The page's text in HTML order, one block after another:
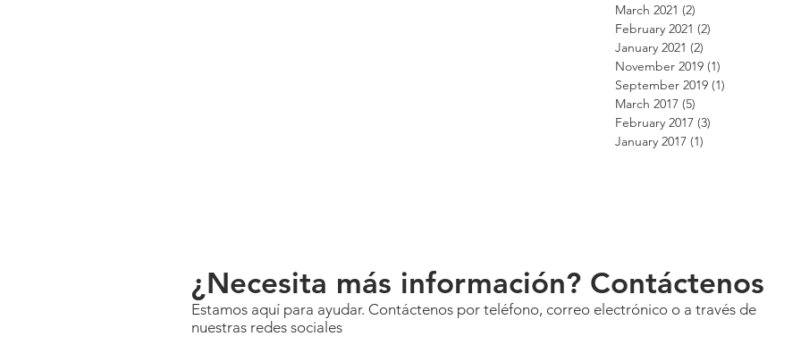
March 2021 (2)
February 2021 (2)
January 2021 (2)
November 2019 (1)
September 2019 (1)
March 2017 (5)
February 2017 (3)
January 2017 (1)
¿Necesita más información? Contáctenos
Estamos aquí para ayudar. Contáctenos por teléfono, correo electrónico o a través de
nuestras redes sociales